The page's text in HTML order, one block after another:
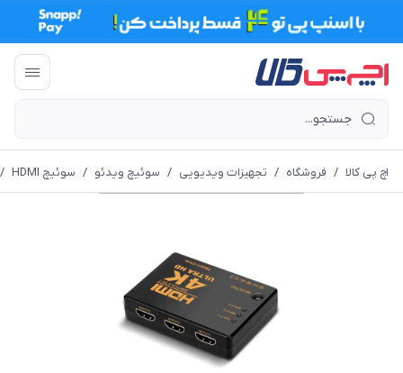
اچ پی کالا / فروشگاه / تجهیزات ویدیویی / سوئیچ ویدئو / سوئیچ HDMI /